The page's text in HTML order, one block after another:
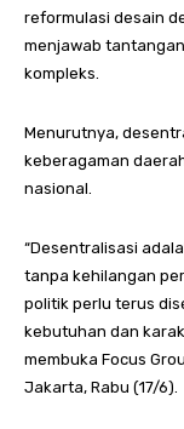
reformulasi desain
menjawab
kompleks.
Menurutnya,
keberagaman
nasional.
“Desentralisasi
tanpa kehilangan
politik perlu terus
kebutuhan dan
membuka Focus
Jakarta, Rabu (17/6).